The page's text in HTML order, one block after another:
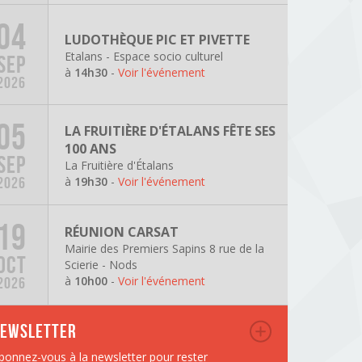
LUDOTHÈQUE PIC ET PIVETTE
Etalans - Espace socio culturel
à 14h30 -Voir l'événement
LA FRUITIÈRE D'ÉTALANS FÊTE SES
100 ANS
La Fruitière d'Étalans
à 19h30 -Voir l'événement
RÉUNION CARSAT
Mairie des Premiers Sapins 8 rue de la
Scierie - Nods
à 10h00 -Voir l'événement
vous à la newsletter pour rester